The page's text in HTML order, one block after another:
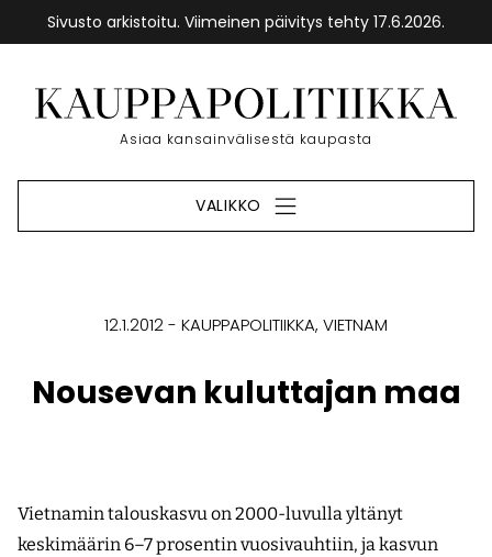
Sivusto arkistoitu. Viimeinen päivitys tehty 17.6.2026.
sisältöön
Etusivu
Asiaa kansainvälisestä kaupasta
VALIKKO
12.1.2012 KAUPPAPOLITIIKKA VIETNAM
Nousevan kuluttajan maa
Vietnamin talouskasvu on 2000-luvulla yltänyt
keskimäärin 6–7 prosentin vuosivauhtiin, ja kasvun